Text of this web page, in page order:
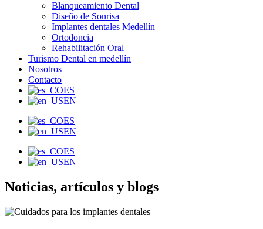
Blanqueamiento Dental
Diseño de Sonrisa
Implantes dentales Medellín
Ortodoncia
Rehabilitación Oral
Turismo Dental en medellín
Nosotros
Contacto
ES
EN
ES
EN
ES
EN
Noticias, artículos y blogs